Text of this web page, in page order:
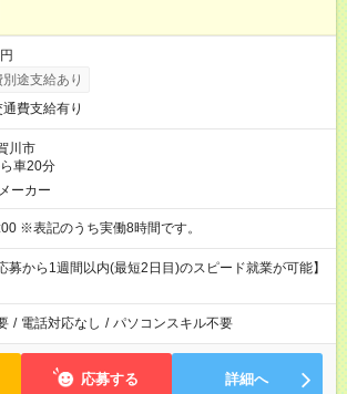
途支給あり
通費支給有り
川市
車20分
ーカー
8:00～17:00 ※表記のうち実働8時間です。
募から1週間以内(最短2日目)のスピード就業が可能】
/ 電話対応なし / パソコンスキル不要
応募する 詳細へ